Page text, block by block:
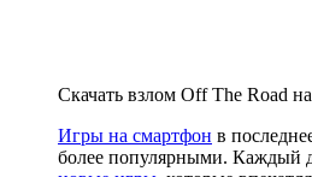
Скачать взлом Off The Road
Игры на смартфон в
более популярными. Каждый